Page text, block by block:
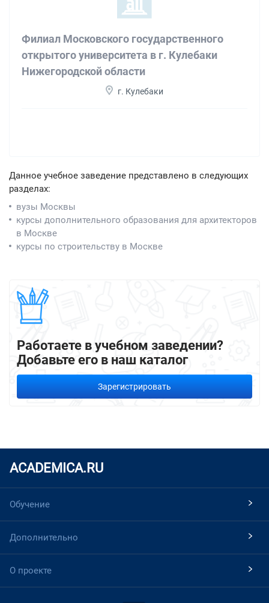
Филиал Московского государственного
открытого университета в г. Кулебаки
Нижегородской области
г. Кулебаки
Данное учебное заведение представлено в следующих
разделах:
вузы Москвы
курсы дополнительного образования для архитекторов
в Москве
курсы по строительству в Москве
Работаете в учебном заведении?
Добавьте его в наш каталог
Зарегистрировать
ACADEMICA.RU
Обучение
Дополнительно
О проекте